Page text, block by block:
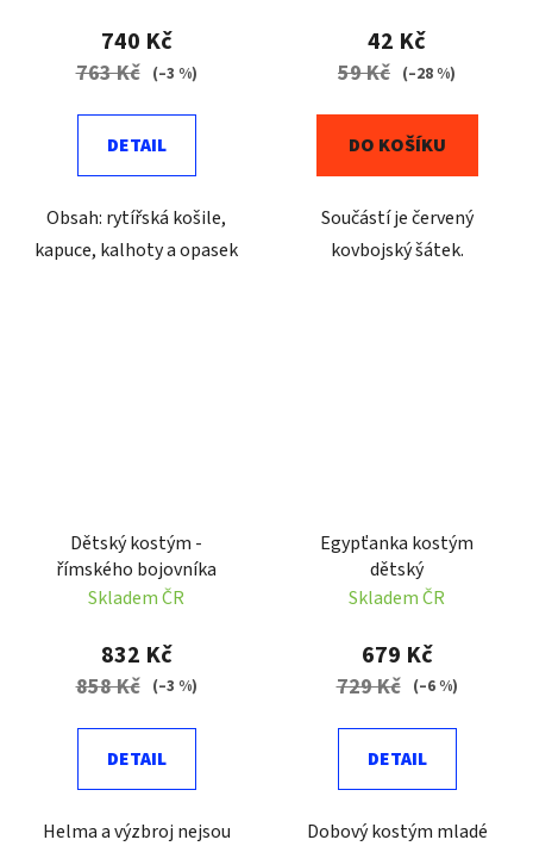
740 Kč
763 Kč (–3 %)
DETAIL
Obsah: rytířská košile,
kapuce, kalhoty a opasek
42 Kč
59 Kč (–28 %)
DO KOŠÍKU
Součástí je červený
kovbojský šátek.
Dětský kostým -
římského bojovníka
Skladem ČR
832 Kč
858 Kč (–3 %)
DETAIL
Helma a výzbroj nejsou
Egypťanka kostým
dětský
Skladem ČR
679 Kč
729 Kč (–6 %)
DETAIL
Dobový kostým mladé